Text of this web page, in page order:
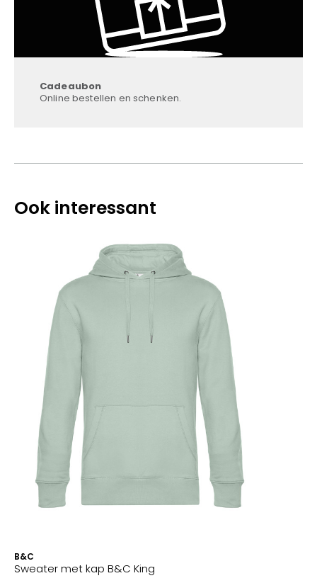
Cadeaubon
Online bestellen en schenken.
Ook interessant
B&C
Sweater met kap B&C King